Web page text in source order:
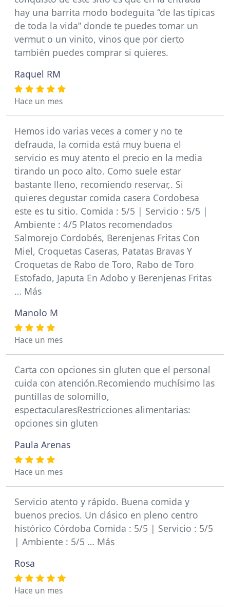
hay una barrita modo bodeguita “de las típicas
de toda la vida” donde te puedes tomar un
vermut o un vinito, vinos que por cierto
también puedes comprar si quieres.
Raquel RM
Hace un mes
Hemos ido varias veces a comer y no te
defrauda, la comida está muy buena el
servicio es muy atento el precio en la media
tirando un poco alto. Como suele estar
bastante lleno, recomiendo reservar,. Si
quieres degustar comida casera Cordobesa
este es tu sitio. Comida : 5/5 | Servicio : 5/5 |
Ambiente : 4/5 Platos recomendados
Salmorejo Cordobés, Berenjenas Fritas Con
Miel, Croquetas Caseras, Patatas Bravas Y
Croquetas de Rabo de Toro, Rabo de Toro
Estofado, Japuta En Adobo y Berenjenas Fritas
… Más
Manolo M
Hace un mes
Carta con opciones sin gluten que el personal
cuida con atención.Recomiendo muchísimo las
puntillas de solomillo,
espectacularesRestricciones alimentarias:
opciones sin gluten
Paula Arenas
Hace un mes
Servicio atento y rápido. Buena comida y
buenos precios. Un clásico en pleno centro
histórico Córdoba Comida : 5/5 | Servicio : 5/5
| Ambiente : 5/5 … Más
Rosa
Hace un mes